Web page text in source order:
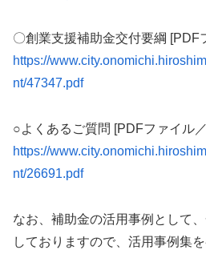
〇創業支援補助金交付要綱 [PDF
https://
nt/47347.pdf
○よくあるご質問 [PDFファイル
https://
nt/26691.pdf
なお、補助金の活用事例として
しておりますので、活用事例集